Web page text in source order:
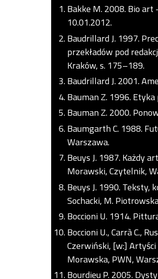
Bakke M. 2008. Bio
10.01.2012.
Baudrillard J. 1997.
przekładów pod
Kraków, s. 175–189.
Baudrillard J. 2001.
Bauman Z. 1996.
Bauman Z. 2000.
Baumgarth C. 1988.
Warszawa.
Beuys J. 1987. Każdy
Morawski, Czytelnik,
Beuys J. 1990. Teksty,
Sochacki, M.
Boccioni U. 1914.
Boccioni U., Carrà C.,
Czerwiński, [w:] Artyści
Morawska, PWN,
Bourdieu P. 2005.